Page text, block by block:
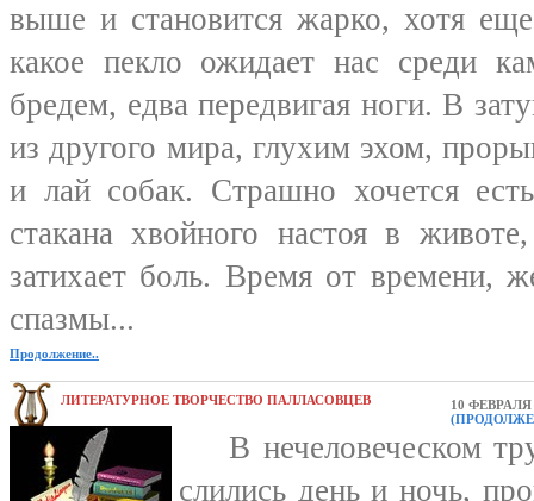
выше и становится жарко, хотя
какое пекло ожидает нас среди
бредем, едва передвигая ноги. В
из другого мира, глухим эхом,
и лай собак. Страшно хочется
стакана хвойного настоя в
затихает боль. Время от времени,
спазмы...
Продолжение..
ЛИТЕРАТУРНОЕ ТВОРЧЕСТВО ПАЛЛАСОВЦЕВ
10 ФЕВРАЛЯ
В нечеловеческом
слились день и ночь,